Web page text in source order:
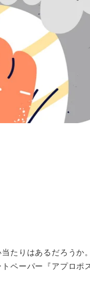
たりはあるだろうか
ペーパー『アプロポ